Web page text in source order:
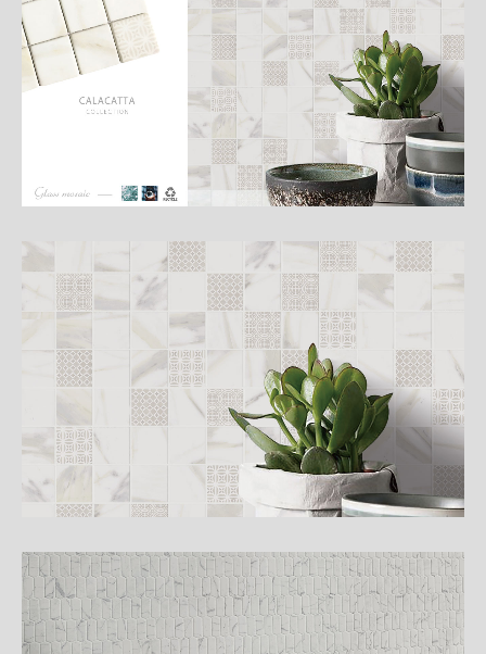
介
紹